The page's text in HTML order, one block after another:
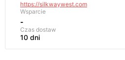
https://silkwaywest.com
Wsparcie
-
Czas dostaw
10 dni